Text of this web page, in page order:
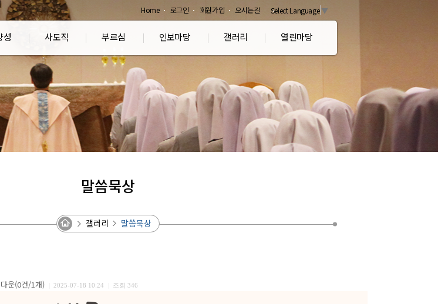
Home 로그인 회원가입 오시는길 Select Language ▼
성 사도직 부르심 인보마당 갤러리 열린마당
말씀묵상
갤러리 말씀묵상
다운(0건/1개) 2025-07-18 10:24 조회 346